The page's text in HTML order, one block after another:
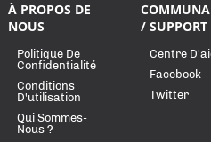
À PROPOS DE
NOUS
Politique De
Confidentialité
Conditions
D'utilisation
Qui Sommes-
Nous ?
/ SUPPORT
Centre
Facebook
Twitter